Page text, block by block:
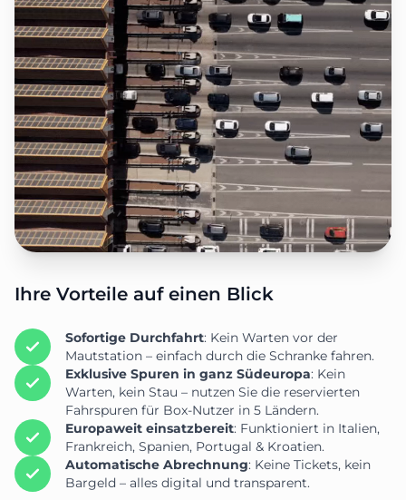
Ihre Vorteile auf einen Blick
Sofortige Durchfahrt: Kein Warten vor der
Mautstation – einfach durch die Schranke fahren.
Exklusive Spuren in ganz Südeuropa: Kein
Warten, kein Stau – nutzen Sie die reservierten
Fahrspuren für Box-Nutzer in 5 Ländern.
Europaweit einsatzbereit: Funktioniert in Italien,
Frankreich, Spanien, Portugal & Kroatien.
Automatische Abrechnung: Keine Tickets, kein
Bargeld – alles digital und transparent.